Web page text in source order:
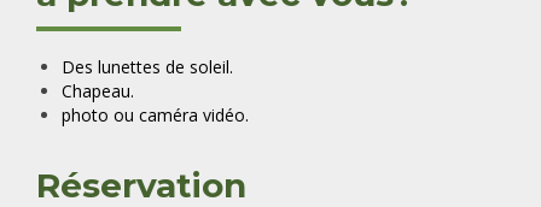
Des lunettes de soleil.
Chapeau.
photo ou caméra vidéo.
Réservation